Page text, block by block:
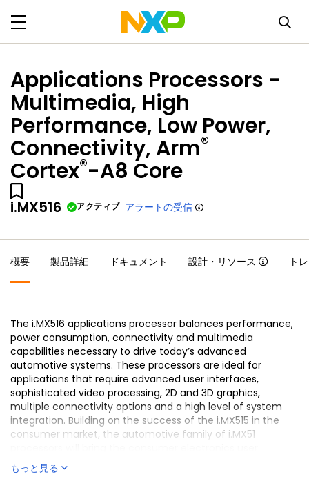
Applications Processors -
Multimedia, High
Performance, Low Power,
Connectivity, Arm®
Cortex®-A8 Core
i.MX516 アクティブ アラートの受信
概要 製品詳細 ドキュメント 設計・リソース ト
The i.MX516 applications processor balances performance,
power consumption, connectivity and multimedia
capabilities necessary to drive today’s advanced
automotive systems. These processors are ideal for
applications that require advanced user interfaces,
sophisticated video processing, 2D and 3D graphics,
multiple connectivity options and a high level of system
integration. Building on the success of the i.MX515 in the
consumer market, the automotive family of i.MX51
experience and device connectivity into the vehicles of
the future.
もっと見る